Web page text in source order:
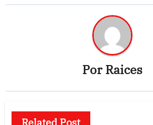
PorRaices
Related Post